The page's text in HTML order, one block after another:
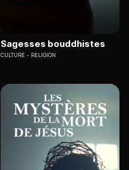
Sagesses bouddhistes
CULTURE RELIGION